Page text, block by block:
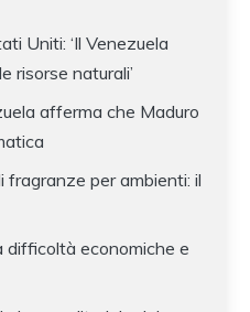
Uniti: ‘Il Venezuela
risorse naturali’
afferma che Maduro
per ambienti: il
economiche e